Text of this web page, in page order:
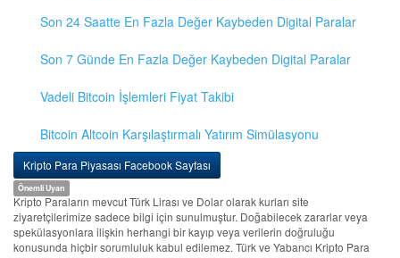
Son 24 Saatte En Fazla Değer Kaybeden Digital Paralar
Son 7 Günde En Fazla Değer Kaybeden Digital Paralar
Vadeli Bitcoin İşlemleri Fiyat Takibi
Bitcoin Altcoin Karşılaştırmalı Yatırım Simülasyonu
Kripto Para Piyasası Facebook Sayfası
Önemli Uyarı
Kripto Paraların mevcut Türk Lirası ve Dolar olarak kurları site
ziyaretçilerimize sadece bilgi için sunulmuştur. Doğabilecek zararlar veya
spekülasyonlara ilişkin herhangi bir kayıp veya verilerin doğruluğu
konusunda hiçbir sorumluluk kabul edilemez. Türk ve Yabancı Kripto Para